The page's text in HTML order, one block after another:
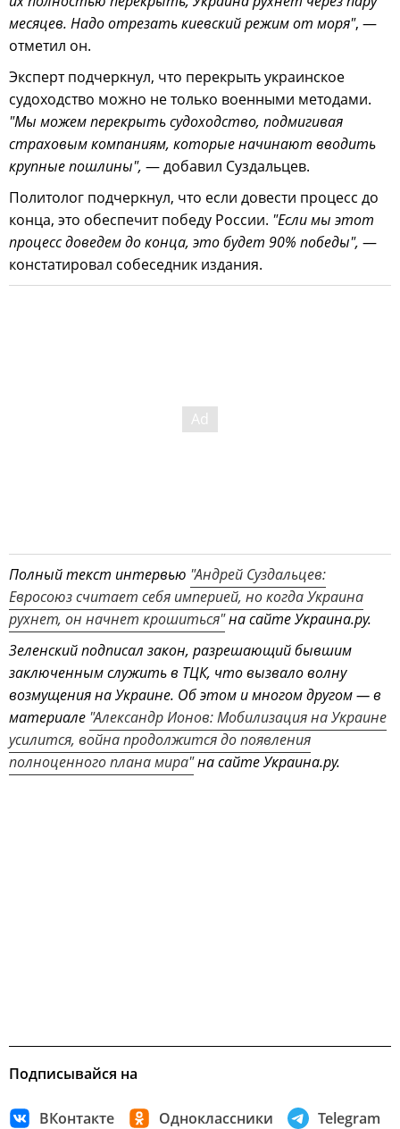
месяцев. Надо отрезать киевский режим от моря", —
отметил он.
Эксперт подчеркнул, что перекрыть украинское
судоходство можно не только военными методами.
"Мы можем перекрыть судоходство, подмигивая
страховым компаниям, которые начинают вводить
крупные пошлины", — добавил Суздальцев.
Политолог подчеркнул, что если довести процесс до
конца, это обеспечит победу России. "Если мы этот
процесс доведем до конца, это будет 90% победы", —
констатировал собеседник издания.
Полный текст интервью "Андрей Суздальцев:
Евросоюз считает себя империей, но когда Украина
рухнет, он начнет крошиться"на сайте Украина.ру.
Зеленский подписал закон, разрешающий бывшим
заключенным служить в ТЦК, что вызвало волну
возмущения на Украине. Об этом и многом другом — в
материале "Александр Ионов: Мобилизация на Украине
усилится, война продолжится до появления
полноценного плана мира"на сайте Украина.ру.
Подписывайся на
ВКонтакте Одноклассники Telegram